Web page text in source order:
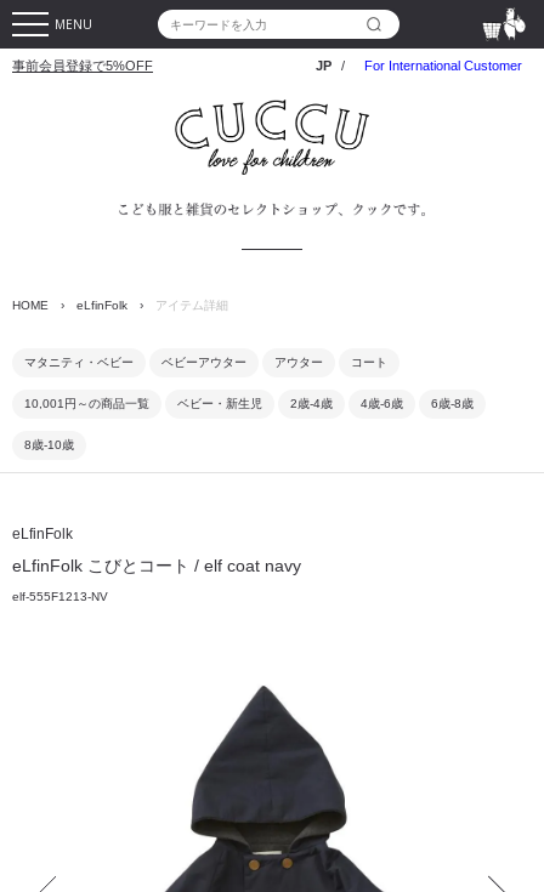
MENU
事前会員登録で5%OFF JP / For International Customer
HOME › eLfinFolk › アイテム詳細
マタニティ・ベビー ベビーアウター アウター コート
10,001円～の商品一覧 ベビー・新生児 2歳-4歳 4歳-6歳 6歳-8歳
8歳-10歳
eLfinFolk
eLfinFolk こびとコート / elf coat navy
elf-555F1213-NV